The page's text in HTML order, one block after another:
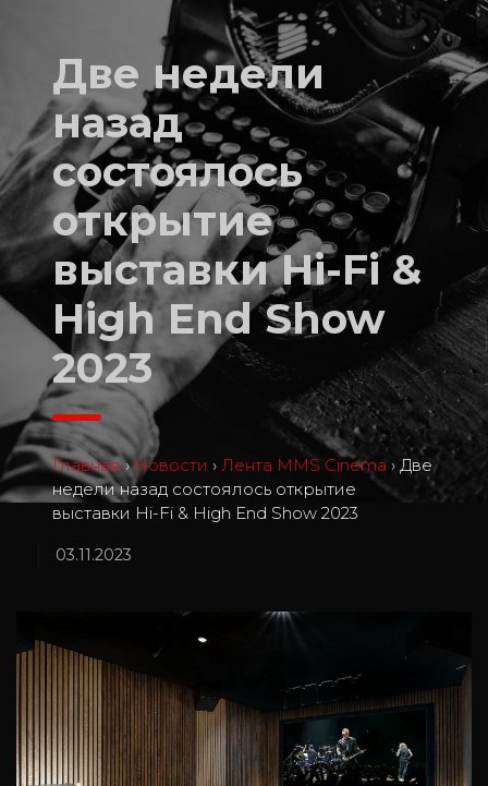
Две недели
назад
состоялось
открытие
выставки Hi-Fi &
High End Show
2023
Главная › Новости › Лента MMS Cinema › Две
недели назад состоялось открытие
выставки Hi-Fi & High End Show 2023
03.11.2023